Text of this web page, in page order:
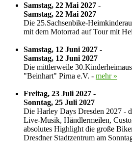
Samstag, 22 Mai 2027 -
Samstag, 22 Mai 2027
Die 25.Sachsenbike-
mit dem Motorrad auf Tour mit
Samstag, 12 Juni 2027 -
Samstag, 12 Juni 2027
Die mittlerweile
"Beinhart" Pirna e.V. - mehr »
Freitag, 23 Juli 2027 -
Sonntag, 25 Juli 2027
Die Harley Days Dresden 2027 -
Live-Musik, Händlermeilen,
absolutes Highlight die große
Dresdner Stadtzentrum am